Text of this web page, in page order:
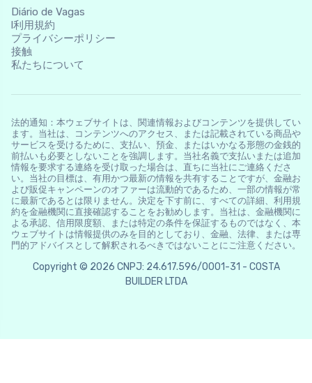
Diário de Vagas
l利用規約
プライバシーポリシー
接触
私たちについて
法的通知：本ウェブサイトは、関連情報およびコンテンツを提供してい
ます。当社は、コンテンツへのアクセス、または記載されている商品や
サービスを受けるために、支払い、預金、またはいかなる形態の金銭的
前払いも必要としないことを強調します。当社名義で支払いまたは追加
情報を要求する連絡を受け取った場合は、直ちに当社にご連絡くださ
い。当社の目標は、有用かつ最新の情報を共有することですが、金融お
よび販促キャンペーンのオファーは流動的であるため、一部の情報が常
に最新であるとは限りません。決定を下す前に、すべての詳細、利用規
約を金融機関に直接確認することをお勧めします。当社は、金融機関に
よる承認、信用限度額、または特定の条件を保証するものではなく、本
ウェブサイトは情報提供のみを目的としており、金融、法律、または専
門的アドバイスとして解釈されるべきではないことにご注意ください。
Copyright © 2026 CNPJ: 24.617.596/0001-31 - COSTA
BUILDER LTDA